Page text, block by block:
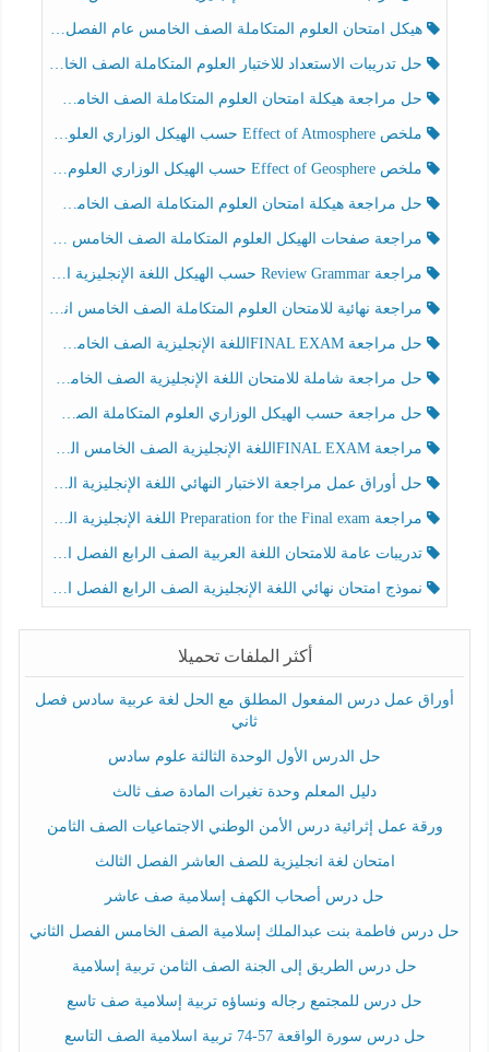
هيكل امتحان العلوم المتكاملة الصف الخامس عام الفصل الدراسي الثالث 2025-2026
حل تدريبات الاستعداد للاختبار العلوم المتكاملة الصف الخامس عام الفصل الثالث
حل مراجعة هيكلة امتحان العلوم المتكاملة الصف الخامس انسبير الفصل الثالث
ملخص Effect of Atmosphere حسب الهيكل الوزاري العلوم المتكاملة الصف الخامس انسبير الفصل الثالث
ملخص Effect of Geosphere حسب الهيكل الوزاري العلوم المتكاملة الصف الخامس انسبير الفصل الثالث
حل مراجعة هيكلة امتحان العلوم المتكاملة الصف الخامس عام الفصل الثالث
مراجعة صفحات الهيكل العلوم المتكاملة الصف الخامس انسبير الفصل الثالث
مراجعة Review Grammar حسب الهيكل اللغة الإنجليزية الصف الخامس الفصل الثالث
مراجعة نهائية للامتحان العلوم المتكاملة الصف الخامس انسبير الفصل الثالث
حل مراجعة FINAL EXAMاللغة الإنجليزية الصف الخامس الفصل الثالث
حل مراجعة شاملة للامتحان اللغة الإنجليزية الصف الخامس الفصل الثالث
حل مراجعة حسب الهيكل الوزاري العلوم المتكاملة الصف الخامس عام الفصل الثالث
مراجعة FINAL EXAMاللغة الإنجليزية الصف الخامس الفصل الثالث
حل أوراق عمل مراجعة الاختبار النهائي اللغة الإنجليزية الصف الرابع الفصل الثالث
مراجعة Preparation for the Final exam اللغة الإنجليزية الصف الرابع الفصل الثالث
تدريبات عامة للامتحان اللغة العربية الصف الرابع الفصل الثالث
نموذج امتحان نهائي اللغة الإنجليزية الصف الرابع الفصل الثالث
أكثر الملفات تحميلا
أوراق عمل درس المفعول المطلق مع الحل لغة عربية سادس فصل
ثاني
حل الدرس الأول الوحدة الثالثة علوم سادس
دليل المعلم وحدة تغيرات المادة صف ثالث
ورقة عمل إثرائية درس الأمن الوطني الاجتماعيات الصف الثامن
امتحان لغة انجليزية للصف العاشر الفصل الثالث
حل درس أصحاب الكهف إسلامية صف عاشر
حل درس فاطمة بنت عبدالملك إسلامية الصف الخامس الفصل الثاني
حل درس الطريق إلى الجنة الصف الثامن تربية إسلامية
حل درس للمجتمع رجاله ونساؤه تربية إسلامية صف تاسع
حل درس سورة الواقعة 57-74 تربية اسلامية الصف التاسع